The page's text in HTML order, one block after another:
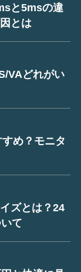
と5msの違
とは
VAどれがい
め？モニタ
ズとは？24
て